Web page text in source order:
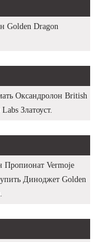
Golden Dragon
Оксандролон British
Златоуст.
Пропионат Vermoje
Диноджет Golden